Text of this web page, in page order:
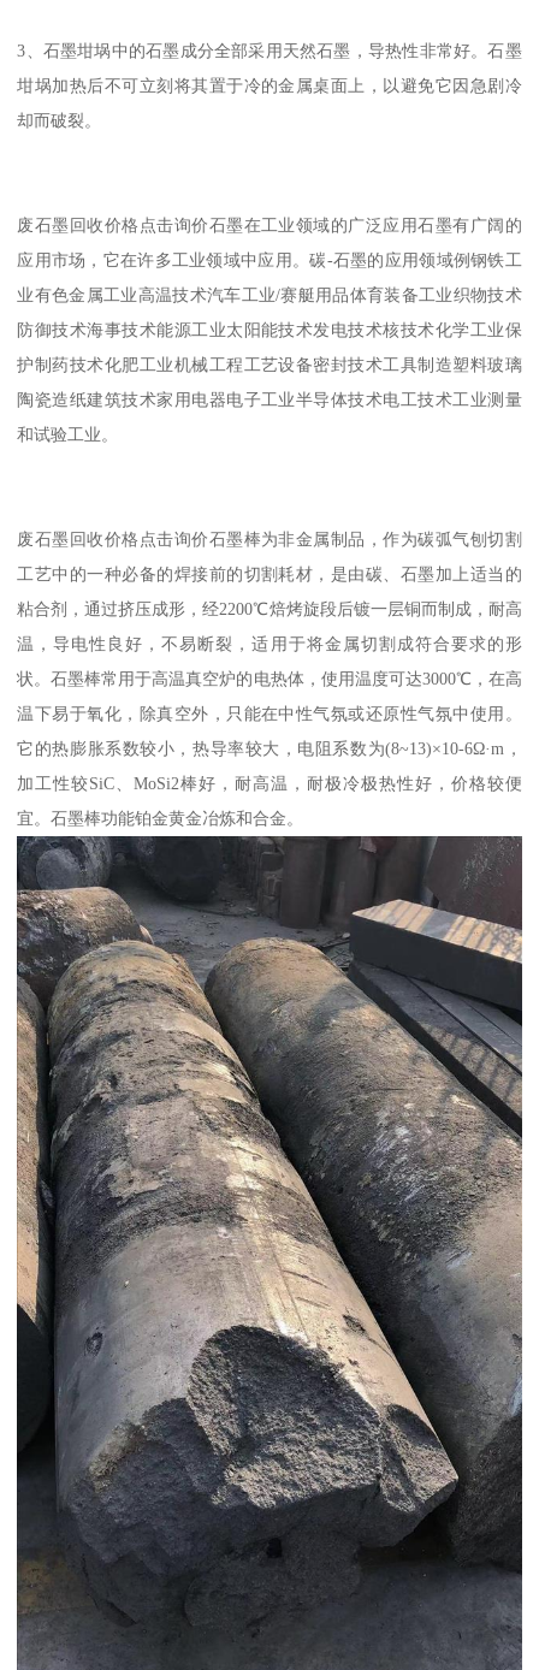
3、石墨坩埚中的石墨成分全部采用天然石墨，导热性非常好。石墨
坩埚加热后不可立刻将其置于冷的金属桌面上，以避免它因急剧冷
却而破裂。
废石墨回收价格点击询价石墨在工业领域的广泛应用石墨有广阔的
应用市场，它在许多工业领域中应用。碳-石墨的应用领域例钢铁工
业有色金属工业高温技术汽车工业/赛艇用品体育装备工业织物技术
防御技术海事技术能源工业太阳能技术发电技术核技术化学工业保
护制药技术化肥工业机械工程工艺设备密封技术工具制造塑料玻璃
陶瓷造纸建筑技术家用电器电子工业半导体技术电工技术工业测量
和试验工业。
废石墨回收价格点击询价石墨棒为非金属制品，作为碳弧气刨切割
工艺中的一种必备的焊接前的切割耗材，是由碳、石墨加上适当的
粘合剂，通过挤压成形，经2200℃焙烤旋段后镀一层铜而制成，耐高
温，导电性良好，不易断裂，适用于将金属切割成符合要求的形
状。石墨棒常用于高温真空炉的电热体，使用温度可达3000℃，在高
温下易于氧化，除真空外，只能在中性气氛或还原性气氛中使用。
它的热膨胀系数较小，热导率较大，电阻系数为(8~13)×10-6Ω·m，
加工性较SiC、MoSi2棒好，耐高温，耐极冷极热性好，价格较便
宜。石墨棒功能铂金黄金冶炼和合金。